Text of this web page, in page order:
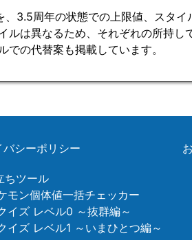
、3.5周年の状態での上限値、スタ
ルは異なるため、それぞれの所持
での代替案も掲載しています。
バシーポリシー
ちツール
モン個体値一括チェッカー
イズ レベル0 ～抜群編～
イズ レベル1 ～いまひとつ編～